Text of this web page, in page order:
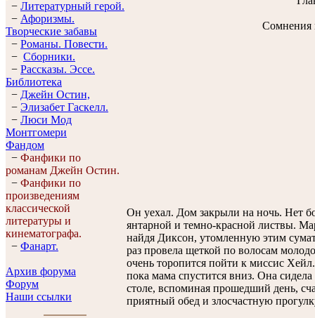
− Литературный герой.
− Афоризмы.
Творческие забавы
− Романы. Повести.
− Сборники.
− Рассказы. Эссe.
Библиотека
− Джейн Остин,
− Элизабет Гaскелл.
− Люси Мод
Монтгомери
Фандом
− Фанфики по
романам Джейн Остин.
− Фанфики по
произведениям
классической
литературы и
кинематографа.
− Фанарт.
Архив форума
Форум
Наши ссылки
Сомнения
Он уехал. Дом закрыли на ночь. Нет
янтарной и темно-красной листвы.
найдя Диксон, утомленную этим
раз провела щеткой по волосам
очень торопится пойти к миссис
пока мама спустится вниз. Она
столе, вспоминая прошедший день,
приятный обед и злосчастную